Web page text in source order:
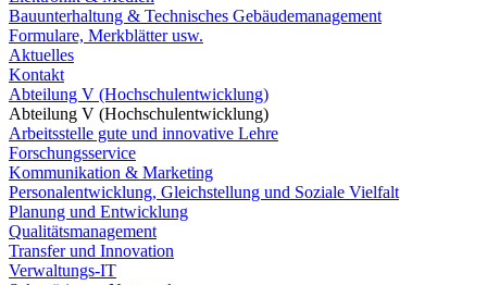
Bauunterhaltung & Technisches Gebäudemanagement
Formulare, Merkblätter usw.
Aktuelles
Kontakt
Abteilung V (Hochschulentwicklung)
Abteilung V (Hochschulentwicklung)
Arbeitsstelle gute und innovative Lehre
Forschungsservice
Kommunikation & Marketing
Personalentwicklung, Gleichstellung und Soziale Vielfalt
Planung und Entwicklung
Qualitätsmanagement
Transfer und Innovation
Verwaltungs-IT